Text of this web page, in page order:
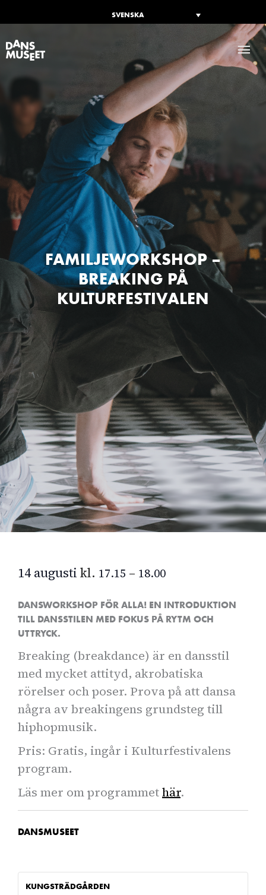
SVENSKA
FAMILJEWORKSHOP –
BREAKING PÅ
KULTURFESTIVALEN
14 augusti kl. 17.15 – 18.00
DANSWORKSHOP FÖR ALLA! EN INTRODUKTION
TILL DANSSTILEN MED FOKUS PÅ RYTM OCH
UTTRYCK.
Breaking (breakdance) är en dansstil
med mycket attityd, akrobatiska
rörelser och poser. Prova på att dansa
några av breakingens grundsteg till
hiphopmusik.
Pris: Gratis, ingår i Kulturfestivalens
program.
Läs mer om programmethär.
DANSMUSEET
KUNGSTRÄDGÅRDEN